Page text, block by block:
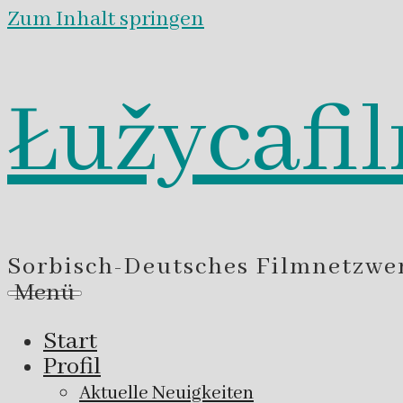
Zum Inhalt springen
Sorbisch-Deutsches
Menü
Start
Profil
Aktuelle Neuigkeiten